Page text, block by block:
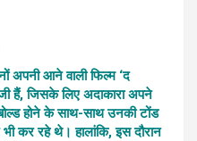
अपनी आने वाली फिल्म ‘द
हैं, जिसके लिए अदाकारा अपने
होने के साथ-साथ उनकी टोंड
कर रहे थे। हालांकि, इस दौरान